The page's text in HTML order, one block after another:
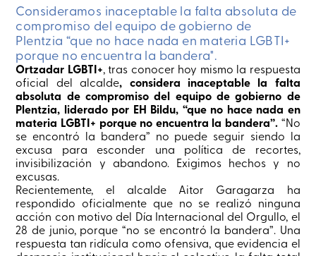
Consideramos inaceptable la falta absoluta de
compromiso del equipo de gobierno de
Plentzia “que no hace nada en materia LGBTI+
porque no encuentra la bandera".
Ortzadar LGBTI+, tras conocer hoy mismo la respuesta
oficial del alcalde, considera inaceptable la falta
absoluta de compromiso del equipo de gobierno de
Plentzia, liderado por EH Bildu, “que no hace nada en
materia LGBTI+ porque no encuentra la bandera”. “No
se encontró la bandera” no puede seguir siendo la
excusa para esconder una política de recortes,
invisibilización y abandono. Exigimos hechos y no
excusas.
Recientemente, el alcalde Aitor Garagarza ha
respondido oficialmente que no se realizó ninguna
acción con motivo del Día Internacional del Orgullo, el
28 de junio, porque “no se encontró la bandera”. Una
respuesta tan ridícula como ofensiva, que evidencia el